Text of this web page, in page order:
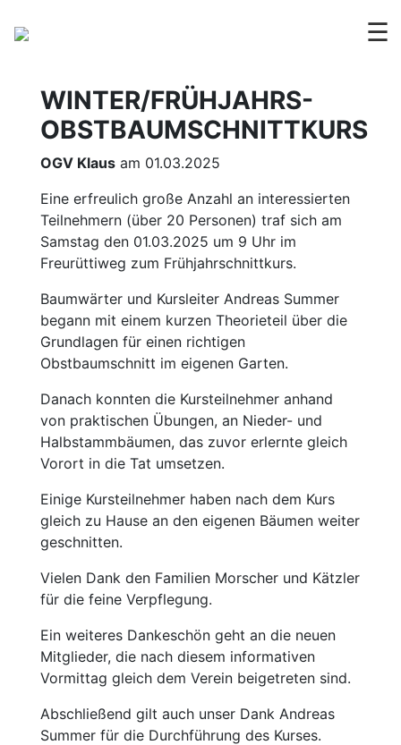
☰
WINTER/FRÜHJAHRS-
OBSTBAUMSCHNITTKURS
OGV Klaus am 01.03.2025
Eine erfreulich große Anzahl an interessierten
Teilnehmern (über 20 Personen) traf sich am
Samstag den 01.03.2025 um 9 Uhr im
Freurüttiweg zum Frühjahrschnittkurs.
Baumwärter und Kursleiter Andreas Summer
begann mit einem kurzen Theorieteil über die
Grundlagen für einen richtigen
Obstbaumschnitt im eigenen Garten.
Danach konnten die Kursteilnehmer anhand
von praktischen Übungen, an Nieder- und
Halbstammbäumen, das zuvor erlernte gleich
Vorort in die Tat umsetzen.
Einige Kursteilnehmer haben nach dem Kurs
gleich zu Hause an den eigenen Bäumen weiter
geschnitten.
Vielen Dank den Familien Morscher und Kätzler
für die feine Verpflegung.
Ein weiteres Dankeschön geht an die neuen
Mitglieder, die nach diesem informativen
Vormittag gleich dem Verein beigetreten sind.
Abschließend gilt auch unser Dank Andreas
Summer für die Durchführung des Kurses.